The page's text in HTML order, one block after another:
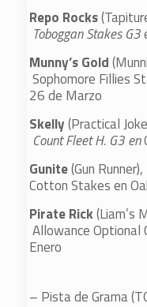
Repo Rocks
Toboggan Stakes G3
Munny’s Gold
Sophomore Fillies
26 de Marzo
Skelly(Practical
Count Fleet H. G3 en
Gunite(Gun Runner),
Cotton Stakes en
Pirate Rick(Liam’s
Allowance Optional
Enero
– Pista de Grama